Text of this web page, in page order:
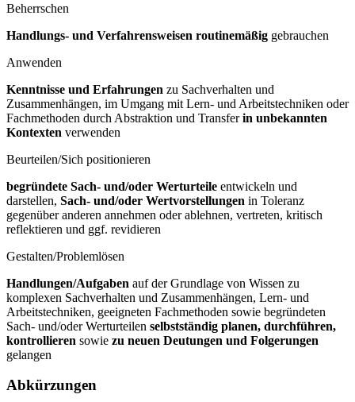
Beherrschen
Handlungs- und Verfahrensweisen routinemäßig gebrauchen
Anwenden
Kenntnisse und Erfahrungen zu Sachverhalten und
Zusammenhängen, im Umgang mit Lern- und Arbeitstechniken oder
Fachmethoden durch Abstraktion und Transferin unbekannten
Kontexten verwenden
Beurteilen/Sich positionieren
begründete Sach- und/oder Werturteile entwickeln und
darstellen, Sach- und/oder Wertvorstellungen in Toleranz
gegenüber anderen annehmen oder ablehnen, vertreten, kritisch
reflektieren und ggf. revidieren
Gestalten/Problemlösen
Handlungen/Aufgaben auf der Grundlage von Wissen zu
komplexen Sachverhalten und Zusammenhängen, Lern- und
Arbeitstechniken, geeigneten Fachmethoden sowie begründeten
Sach- und/oder Werturteilen selbstständig planen, durchführen,
kontrollieren sowie zu neuen Deutungen und Folgerungen
gelangen
Abkürzungen